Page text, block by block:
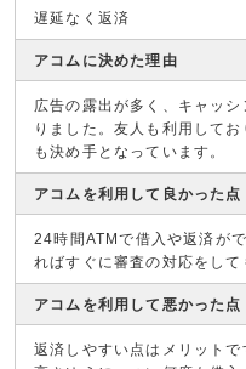
遅延なく返済
アコムに決めた理由
広告の露出が多く、キャッ
りました。友人も利用して
も決め手となっています。
アコムを利用して良かった点
24時間ATMで借入や返済が
ればすぐに審査の対応をして
アコムを利用して悪かった点
返済しやすい点はメリット